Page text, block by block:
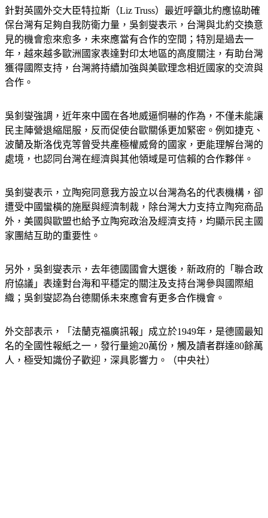
保台灣有足夠自我防衛力量，吳釗燮表示，台灣與北約交換意
見的機會愈來愈多，未來應當有合作的空間；特別是過去一
年，越來越多歐洲國家表達對印太地區的高度關注，有助台灣
獲得國際支持，台灣將持續加強與美歐理念相近國家的交流與
合作。
民主陣營退縮屈服，反而促使台歐關係更加緊密。例如捷克、
波蘭及斯洛伐克等曾受共產極權威脅的國家，更能理解台灣的
處境，也認同台灣在經濟與其他領域是可信賴的合作夥伴。
遭受中國蠻橫的施壓與經濟制裁，除台灣大力支持立陶宛商品
外，美國與歐盟也給予立陶宛政治及經濟支持，均顯示民主國
家團結互助的重要性。
府協議」表達對台海和平穩定的關注及支持台灣參與國際組
織；吳釗燮認為台德關係未來應會有更多合作機會。
名的全國性報紙之一，發行量逾20萬份，觸及讀者群達80餘萬
人，極受知識份子歡迎，深具影響力。（中央社）